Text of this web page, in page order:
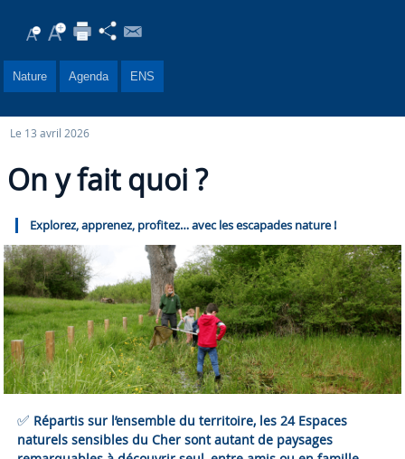
Nature Agenda ENS
Le 13 avril 2026
On y fait quoi ?
Explorez, apprenez, profitez… avec les escapades nature !
✅ Répartis sur l’ensemble du territoire, les 24 Espaces
naturels sensibles du Cher sont autant de paysages